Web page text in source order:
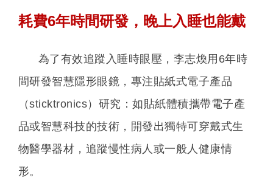
耗費6年時間研發，晚上入睡也能戴
為了有效追蹤入睡時眼壓，李志煥用6年時
間研發智慧隱形眼鏡，專注貼紙式電子產品
（sticktronics）研究：如貼紙體積攜帶電子產
品或智慧科技的技術，開發出獨特可穿戴式生
物醫學器材，追蹤慢性病人或一般人健康情
形。